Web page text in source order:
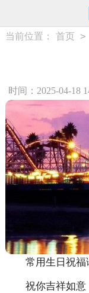
当前位置： 首页 >
时间：2025-04-18
常用生日祝福
祝你吉祥如